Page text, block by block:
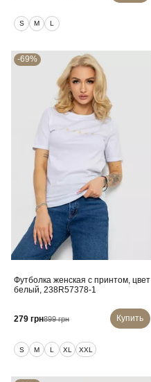
S M L
-69%
Футболка женская с принтом, цвет
белый, 238R57378-1
279 грн899 грн Купить
S M L XL XXL